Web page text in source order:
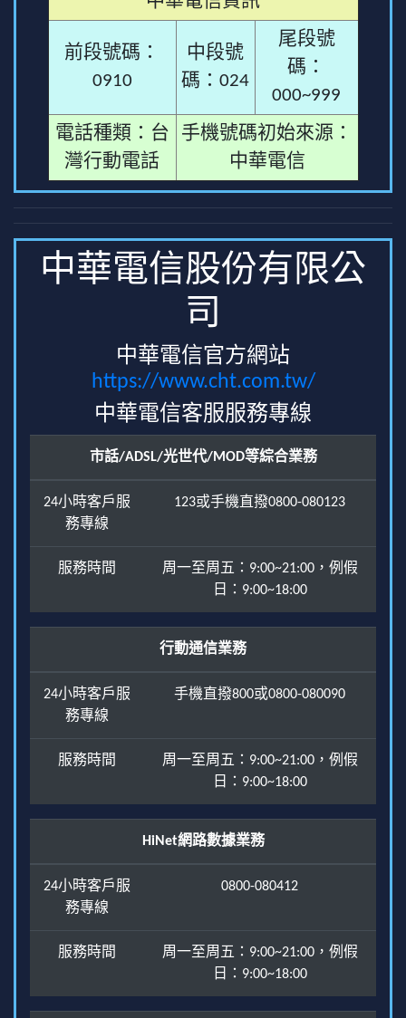
前段號碼：
0910
中段號
碼：024
尾段號
碼：
000~999
電話種類：台
灣行動電話
手機號碼初始來源：
中華電信
中華電信股份有限公
司
中華電信官方網站
https://www.cht.com.tw/
中華電信客服服務專線
市話/ADSL/光世代/MOD等綜合業務
24小時客戶服
務專線
123或手機直撥0800-080123
服務時間
周一至周五：9:00~21:00，例假
日：9:00~18:00
行動通信業務
24小時客戶服
務專線
手機直撥800或0800-080090
服務時間
周一至周五：9:00~21:00，例假
日：9:00~18:00
HiNet網路數據業務
24小時客戶服
務專線
0800-080412
服務時間
周一至周五：9:00~21:00，例假
日：9:00~18:00